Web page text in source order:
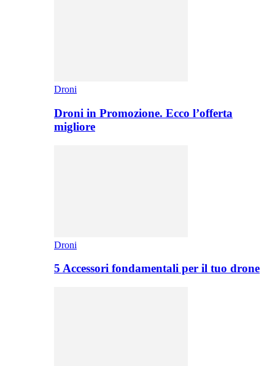
Droni
Droni in Promozione. Ecco l’offerta
migliore
Droni
5 Accessori fondamentali per il tuo drone